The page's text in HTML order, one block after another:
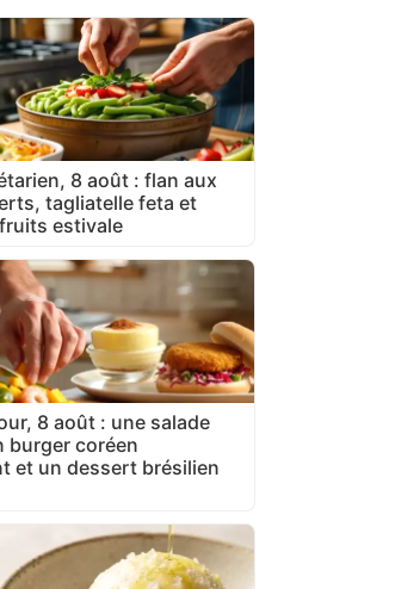
8 août : flan aux
tagliatelle feta et
estivale
8 août : une salade
burger coréen
et un dessert brésilien